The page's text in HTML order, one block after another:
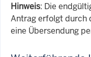
Hinweis: Die
Antrag erfolgt durch
eine Übersendung